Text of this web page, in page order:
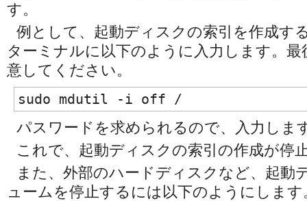
す。
例として、起動ディスクの索引を作成す
ターミナルに以下のように入力します。
意してください。
sudo mdutil -i off /
パスワードを求められるので、入力しま
これで、起動ディスクの索引の作成が停
また、外部のハードディスクなど、起動
ュームを停止するには以下のようにしま